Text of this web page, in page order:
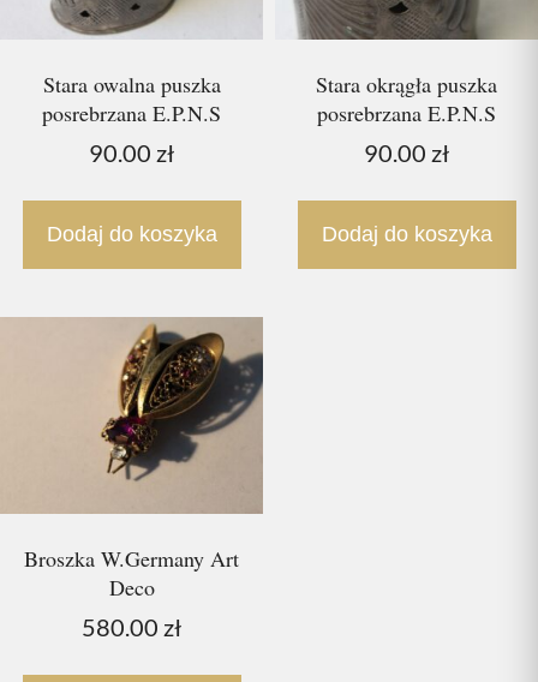
Stara owalna puszka
posrebrzana E.P.N.S
90.00 zł
Dodaj do koszyka
Stara okrągła puszka
posrebrzana E.P.N.S
90.00 zł
Dodaj do koszyka
Broszka W.Germany Art
Deco
580.00 zł